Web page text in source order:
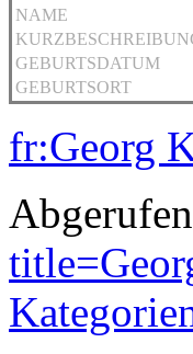
NAME
GEBURTSDATUM
GEBURTSORT
fr:Georg